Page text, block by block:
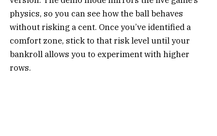
physics, so you can see how the ball behaves
without risking a cent. Once you’ve identified a
comfort zone, stick to that risk level until your
bankroll allows you to experiment with higher
rows.